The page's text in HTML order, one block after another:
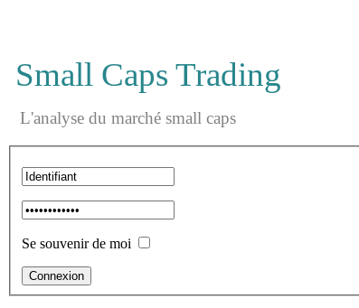
Small Caps Trading
L'analyse du marché small caps
Se souvenir de moi